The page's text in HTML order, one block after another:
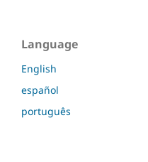
Language
English
español
português